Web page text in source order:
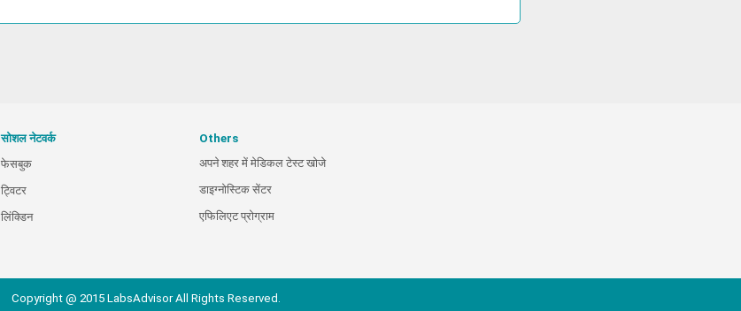
सोशल नेटवर्क
फेसबुक
ट्विटर
लिंक्डिन
Others
अपने शहर में मेडिकल टेस्ट खोजे
डाइग्नोस्टिक सेंटर
एफिलिएट प्रोग्राम
Copyright @ 2015 LabsAdvisor All Rights Reserved.